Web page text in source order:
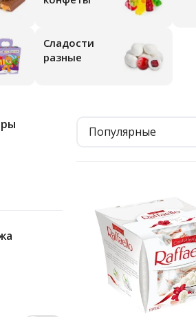
Сладости
разные
Популярные